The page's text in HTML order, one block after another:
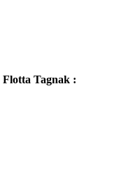
Flotta Tagnak :